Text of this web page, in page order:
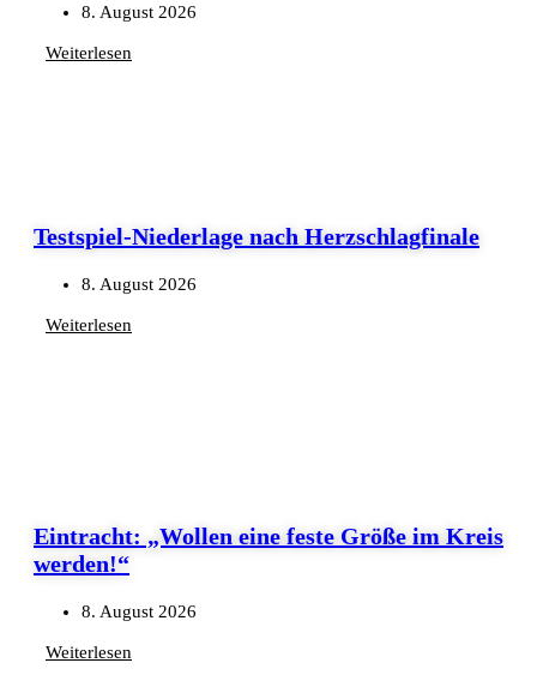
8. August 2026
Weiterlesen
Testspiel-Niederlage nach Herzschlagfinale
8. August 2026
Weiterlesen
Eintracht: „Wollen eine feste Größe im Kreis
werden!“
8. August 2026
Weiterlesen